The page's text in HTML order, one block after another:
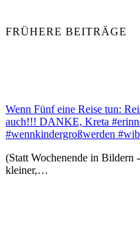
FRÜHERE BEITRÄGE
Wenn Fünf eine Reise tun:
auch!!! DANKE, Kreta
#wennkindergroßwerden #wib
(Statt Wochenende in Bildern
kleiner,…